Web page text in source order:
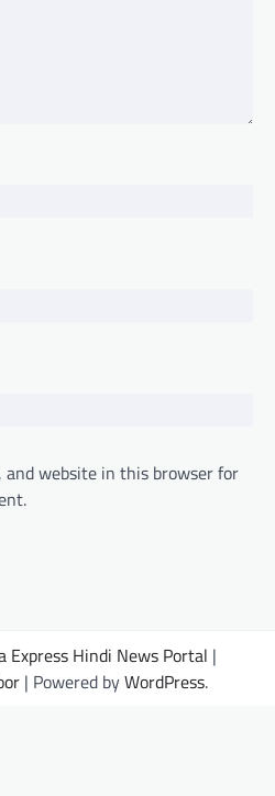
and website in this browser for
Express Hindi News Portal |
| Powered byWordPress.